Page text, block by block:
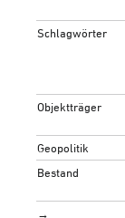
Schlagwörter
Objektträger
Geopolitik
Bestand
→